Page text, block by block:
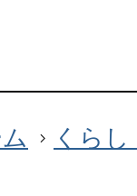
くら